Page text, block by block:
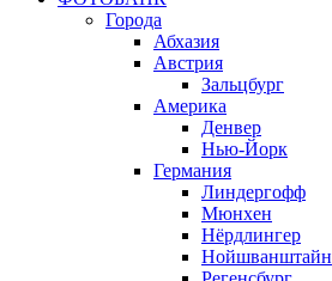
Города
Абхазия
Австрия
Зальцбург
Америка
Денвер
Нью-Йорк
Германия
Линдергофф
Мюнхен
Нёрдлингер
Нойшванштайн